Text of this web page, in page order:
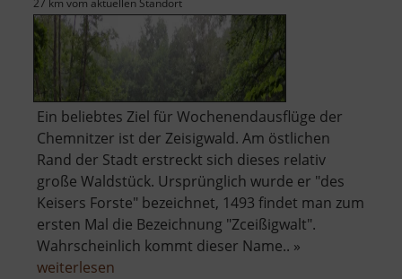
27 km vom aktuellen Standort
Ein beliebtes Ziel für Wochenendausflüge der
Chemnitzer ist der Zeisigwald. Am östlichen
Rand der Stadt erstreckt sich dieses relativ
große Waldstück. Ursprünglich wurde er "des
Keisers Forste" bezeichnet, 1493 findet man zum
ersten Mal die Bezeichnung "Zceißigwalt".
Wahrscheinlich kommt dieser Name.. »
weiterlesen